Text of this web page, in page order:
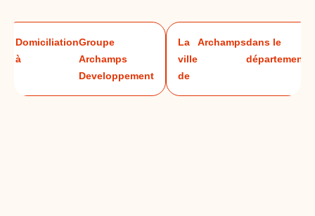
Domiciliation
à
Groupe
Archamps
Developpement
La
ville
de
Archampsdans le
département